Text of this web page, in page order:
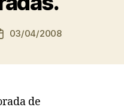
03/04/2008
de